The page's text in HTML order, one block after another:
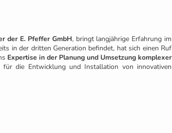
der E. Pfeffer GmbH, bringt langjährige Erfahrung im
in der dritten Generation befindet, hat sich einen Ruf
Expertise in der Planung und Umsetzung komplexer
die Entwicklung und Installation von innovativen